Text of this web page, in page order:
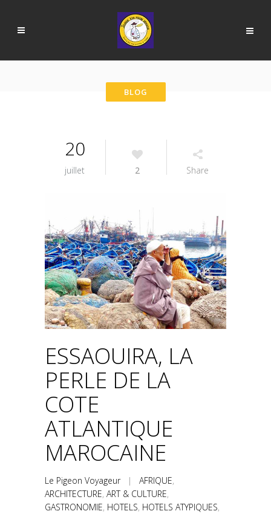
20
juillet 2 Share
ESSAOUIRA, LA
PERLE DE LA
COTE
ATLANTIQUE
MAROCAINE
Le Pigeon Voyageur| AFRIQUE,
ARCHITECTURE, ART & CULTURE,
GASTRONOMIE, HOTELS, HOTELS ATYPIQUES,